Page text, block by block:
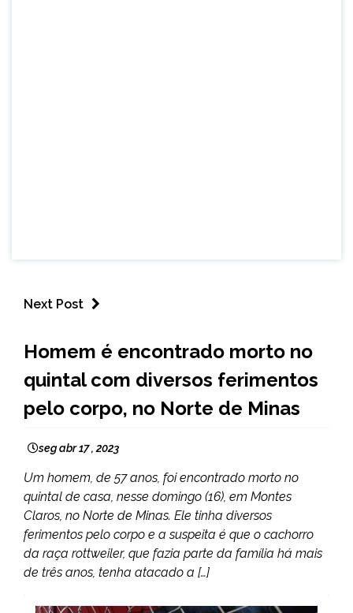
Next Post
GERAIS
NOTÍCIAS
Homem é encontrado morto no
quintal com diversos ferimentos
pelo corpo, no Norte de Minas
seg abr 17 , 2023
Um homem, de 57 anos, foi encontrado morto no
quintal de casa, nesse domingo (16), em Montes
Claros, no Norte de Minas. Ele tinha diversos
ferimentos pelo corpo e a suspeita é que o cachorro
da raça rottweiler, que fazia parte da família há mais
de três anos, tenha atacado a […]